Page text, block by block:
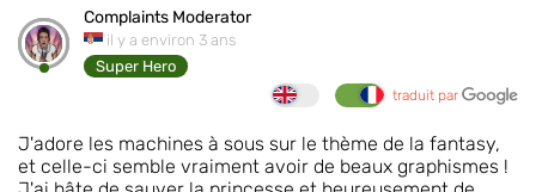
Complaints Moderator
il y a environ 3 ans
Super Hero
traduit par
J'adore les machines à sous sur le thème de la fantasy,
et celle-ci semble vraiment avoir de beaux graphismes !